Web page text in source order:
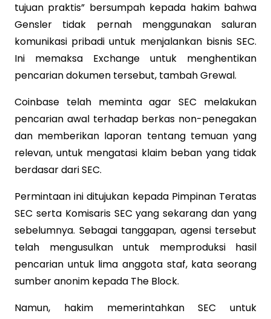
tujuan praktis” bersumpah kepada hakim bahwa
Gensler tidak pernah menggunakan saluran
komunikasi pribadi untuk menjalankan bisnis SEC.
Ini memaksa Exchange untuk menghentikan
pencarian dokumen tersebut, tambah Grewal.
Coinbase telah meminta agar SEC melakukan
pencarian awal terhadap berkas non-penegakan
dan memberikan laporan tentang temuan yang
relevan, untuk mengatasi klaim beban yang tidak
berdasar dari SEC.
Permintaan ini ditujukan kepada Pimpinan Teratas
SEC serta Komisaris SEC yang sekarang dan yang
sebelumnya. Sebagai tanggapan, agensi tersebut
telah mengusulkan untuk memproduksi hasil
pencarian untuk lima anggota staf, kata seorang
sumber anonim kepada The Block.
Namun, hakim memerintahkan SEC untuk